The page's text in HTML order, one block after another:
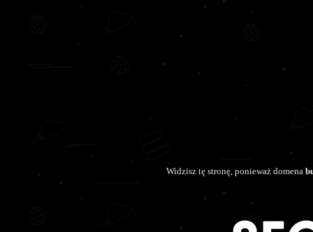
Widzisz tę stronę, ponieważ domena